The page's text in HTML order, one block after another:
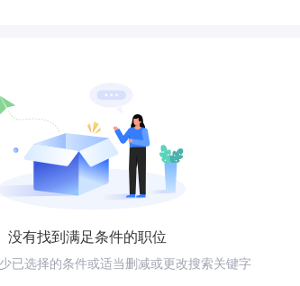
没有找到满足条件的职位
已选择的条件或适当删减或更改搜索关键字